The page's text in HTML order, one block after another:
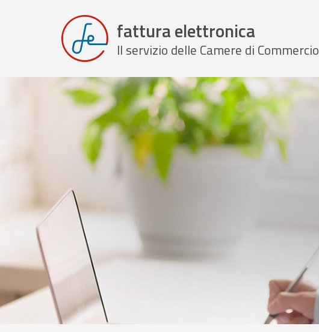
fattura elettronica
Il servizio delle Camere di Commercio